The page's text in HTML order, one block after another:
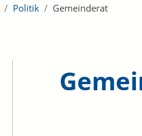
Politik Gemeinderat